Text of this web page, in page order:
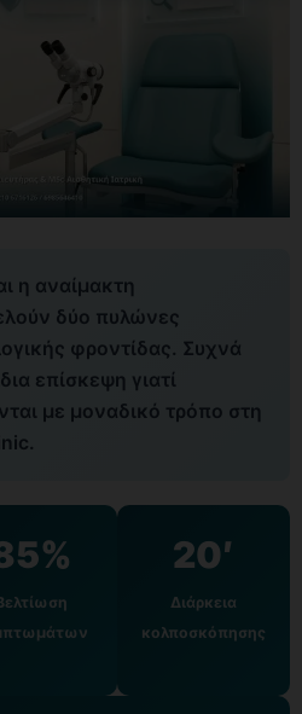
η αναίμακτη
δύο πυλώνες
φροντίδας. Συχνά
επίσκεψη γιατί
με μοναδικό τρόπο στη
20′
Διάρκεια
κολποσκόπησης